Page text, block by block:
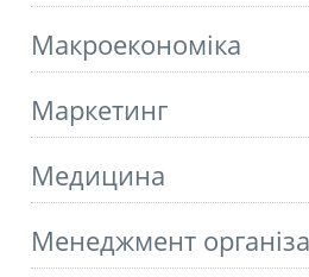
Макроекономіка
Маркетинг
Медицина
Менеджмент